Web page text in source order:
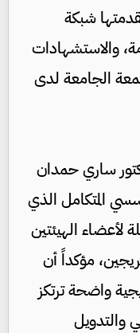
شبكة
والاستشهادات
الجامعة لدى
ساري حمدان
المتكامل الذي
لأعضاء الهيئتين
مؤكداً أن
واضحة ترتكز
والتدويل